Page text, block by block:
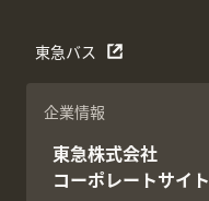
東急バス
企業情報
東急株式会社
コーポレートサイト